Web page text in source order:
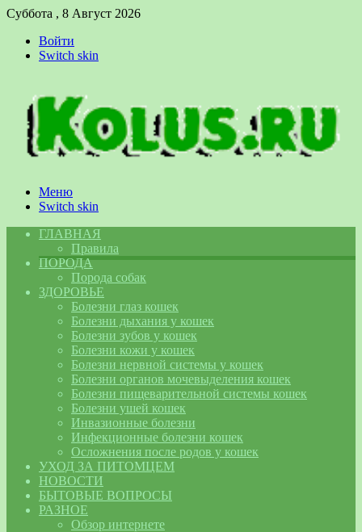
Суббота , 8 Август 2026
Войти
Switch skin
Меню
Switch skin
ГЛАВНАЯ
Правила
ПОРОДА
Порода собак
ЗДОРОВЬЕ
Болезни глаз кошек
Болезни дыхания у кошек
Болезни зубов у кошек
Болезни кожи у кошек
Болезни нервной системы у кошек
Болезни органов мочевыделения кошек
Болезни пищеварительной системы кошек
Болезни ушей кошек
Инвазионные болезни
Инфекционные болезни кошек
Осложнения после родов у кошек
УХОД ЗА ПИТОМЦЕМ
НОВОСТИ
БЫТОВЫЕ ВОПРОСЫ
РАЗНОЕ
Обзор интернете